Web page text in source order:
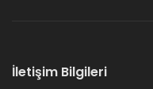
İletişim Bilgileri